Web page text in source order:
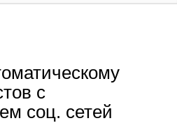
с
соц. сетей